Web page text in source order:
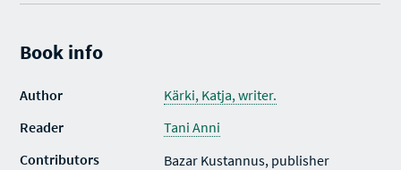
Book info
Author
Kärki, Katja, writer.
Reader
Tani Anni
Contributors
Bazar Kustannus, publisher